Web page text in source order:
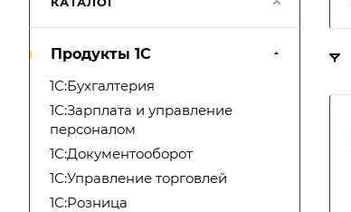
Продукты 1С
1С:Бухгалтерия
1С:Зарплата и управление
персоналом
1С:Документооборот
1С:Управление торговлей
1С:Розница